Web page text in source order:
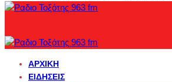
ΑΡΧΙΚΉ
ΕΙΔΉΣΕΙΣ